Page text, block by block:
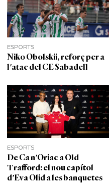
ESPORTS
Niko Obolskii, reforç per a
l'atac del CE Sabadell
ESPORTS
De Ca n'Oriac a Old
Trafford: el nou capítol
d'Eva Olid a les banquetes